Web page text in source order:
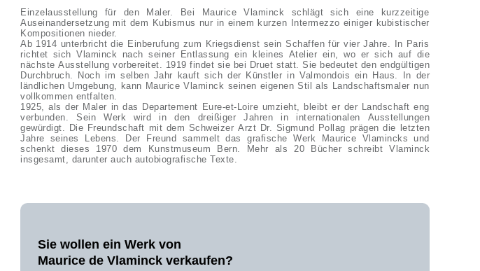
Einzelausstellung für den Maler. Bei Maurice Vlaminck schlägt sich eine kurzzeitige
Auseinandersetzung mit dem Kubismus nur in einem kurzen Intermezzo einiger kubistischer
Kompositionen nieder.
Ab 1914 unterbricht die Einberufung zum Kriegsdienst sein Schaffen für vier Jahre. In Paris
richtet sich Vlaminck nach seiner Entlassung ein kleines Atelier ein, wo er sich auf die
nächste Ausstellung vorbereitet. 1919 findet sie bei Druet statt. Sie bedeutet den endgültigen
Durchbruch. Noch im selben Jahr kauft sich der Künstler in Valmondois ein Haus. In der
ländlichen Umgebung, kann Maurice Vlaminck seinen eigenen Stil als Landschaftsmaler nun
vollkommen entfalten.
1925, als der Maler in das Departement Eure-et-Loire umzieht, bleibt er der Landschaft eng
verbunden. Sein Werk wird in den dreißiger Jahren in internationalen Ausstellungen
gewürdigt. Die Freundschaft mit dem Schweizer Arzt Dr. Sigmund Pollag prägen die letzten
Jahre seines Lebens. Der Freund sammelt das grafische Werk Maurice Vlamincks und
schenkt dieses 1970 dem Kunstmuseum Bern. Mehr als 20 Bücher schreibt Vlaminck
insgesamt, darunter auch autobiografische Texte.
Sie wollen ein Werk von
Maurice de Vlaminck verkaufen?